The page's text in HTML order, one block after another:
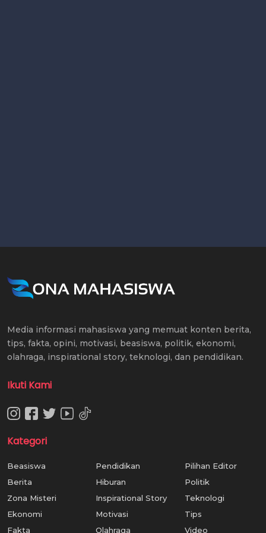
Media informasi mahasiswa yang memuat konten berita,
tips, fakta, opini, motivasi, beasiswa, politik, ekonomi,
olahraga, inspirational story, teknologi, dan pendidikan.
Ikuti Kami
Kategori
Beasiswa
Berita
Zona Misteri
Ekonomi
Fakta
Pendidikan
Hiburan
Inspirational Story
Motivasi
Olahraga
Pilihan Editor
Politik
Teknologi
Tips
Video